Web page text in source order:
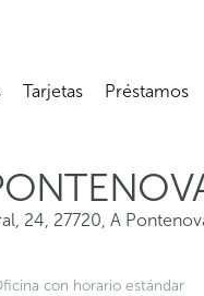
Abrir submenú
Tarjetas
Abrir submenú
Préstamos
24, 27720, A
con horario estándar